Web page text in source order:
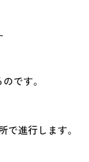
です。
進行します。